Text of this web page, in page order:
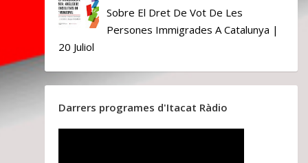
Sobre El Dret De Vot De Les
Persones Immigrades A Catalunya |
20 Juliol
Darrers programes d'Itacat Ràdio